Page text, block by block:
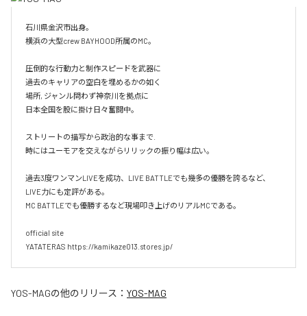
石川県金沢市出身。
横浜の大型crew BAYHOOD所属のMC。
圧倒的な行動力と制作スピードを武器に
過去のキャリアの空白を埋めるかの如く
場所, ジャンル問わず神奈川を拠点に
日本全国を股に掛け日々奮闘中。
ストリートの描写から政治的な事まで.
時にはユーモアを交えながらリリックの振り幅は広い。
過去3度ワンマンLIVEを成功、LIVE BATTLEでも幾多の優勝を誇るなど、
LIVE力にも定評がある。
MC BATTLEでも優勝するなど現場叩き上げのリアルMCである。
official site
YATATERAS https://kamikaze013.stores.jp/
YOS-MAGの他のリリース： YOS-MAG